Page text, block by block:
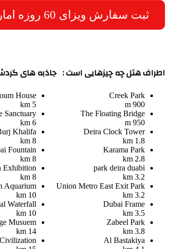
ثبت سفارش ویزای 60 روزه امارات
اطراف هتل چه چیزهایی است :
Creek Park
900 m
The Floating Bridge
950 m
Deira Clock Tower
1.8 km
Karama Park
2.8 km
park deira duabi
3.2 km
Union Metro East Exit Park
3.2 km
Dubai Frame
3.5 km
Zabeel Park
3.8 km
Al Bastakiya
جاذبه های
House
5 km
Sanctuary
6 km
Khalifa
8 km
Fountain
8 km
Exhibition
8 km
Aquarium
10 km
Waterfall
10 km
Musuem
14 km